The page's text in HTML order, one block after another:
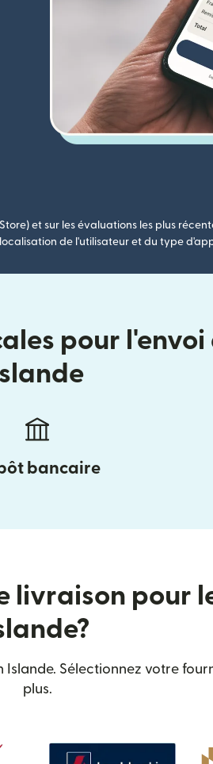
et sur les évaluations les plus
de l'utilisateur et du type
pour
Islande
bancaire
livraison pour
Sélectionnez votre
plus.